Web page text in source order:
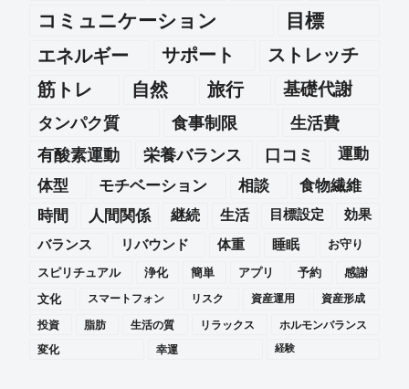
コミュニケーション
目標
エネルギー
サポート
ストレッチ
筋トレ
自然 旅行 基礎代謝
タンパク質 食事制限
生活費
有酸素運動
栄養バランス 口コミ
運動
体型
モチベーション 相談
食物繊維
時間
人間関係 継続 生活 目標設定
効果
バランス
リバウンド 体重 睡眠
お守り
スピリチュアル
浄化 簡単 アプリ 予約
感謝
文化
スマートフォン リスク 資産運用
資産形成
投資
脂肪 生活の質 リラックス
ホルモンバランス
変化
幸運 経験